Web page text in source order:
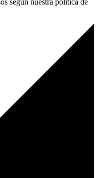
según nuestra política de